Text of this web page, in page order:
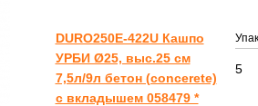
DURO250E-422U Кашпо
УРБИ Ø25, выс.25 см
7,5л/9л бетон (concerete)
с вкладышем 058479 *
5